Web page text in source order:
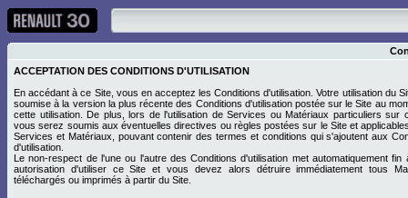
ACCEPTATION DES CONDITIONS D'UTILISATION
En accédant à ce Site, vous en acceptez les Conditions d'utilisation. Votre utilisation du
soumise à la version la plus récente des Conditions d'utilisation postée sur le Site au
cette utilisation. De plus, lors de l'utilisation de Services ou Matériaux particuliers sur
vous serez soumis aux éventuelles directives ou règles postées sur le Site et
Services et Matériaux, pouvant contenir des termes et conditions qui s'ajoutent aux
d'utilisation.
Le non-respect de l'une ou l'autre des Conditions d'utilisation met automatiquement fin
autorisation d'utiliser ce Site et vous devez alors détruire immédiatement tous
téléchargés ou imprimés à partir du Site.